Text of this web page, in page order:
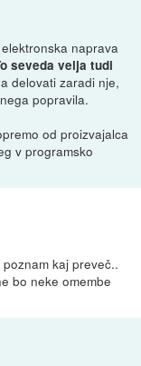
naprava
seveda velja tudi
delovati zaradi nje,
popravila.
od proizvajalca
v programsko
kaj preveč..
bo neke omembe